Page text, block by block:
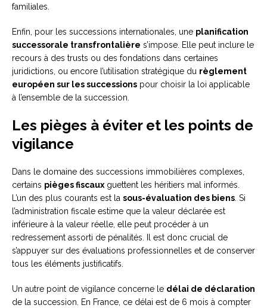
familiales.
Enfin, pour les successions internationales, une planification
successorale transfrontalière s’impose. Elle peut inclure le
recours à des trusts ou des fondations dans certaines
juridictions, ou encore l’utilisation stratégique du règlement
européen sur les successions pour choisir la loi applicable
à l’ensemble de la succession.
Les pièges à éviter et les points de
vigilance
Dans le domaine des successions immobilières complexes,
certains pièges fiscauxguettent les héritiers mal informés.
L’un des plus courants est la sous-évaluation des biens. Si
l’administration fiscale estime que la valeur déclarée est
inférieure à la valeur réelle, elle peut procéder à un
redressement assorti de pénalités. Il est donc crucial de
s’appuyer sur des évaluations professionnelles et de conserver
tous les éléments justificatifs.
Un autre point de vigilance concerne le délai de déclaration
de la succession. En France, ce délai est de 6 mois à compter